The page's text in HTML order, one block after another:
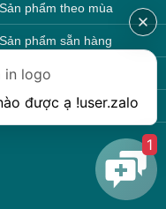
Sản phẩm theo mùa
Sản phẩm sẵn hàng
phẩm mới
phẩm môi trường
in logo
được ạ !user.zalo
1